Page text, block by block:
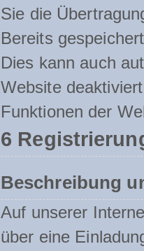
Sie die
Bereits
Dies kann auch
Website
Funktionen der
6
Beschreibung
Auf unserer
über eine